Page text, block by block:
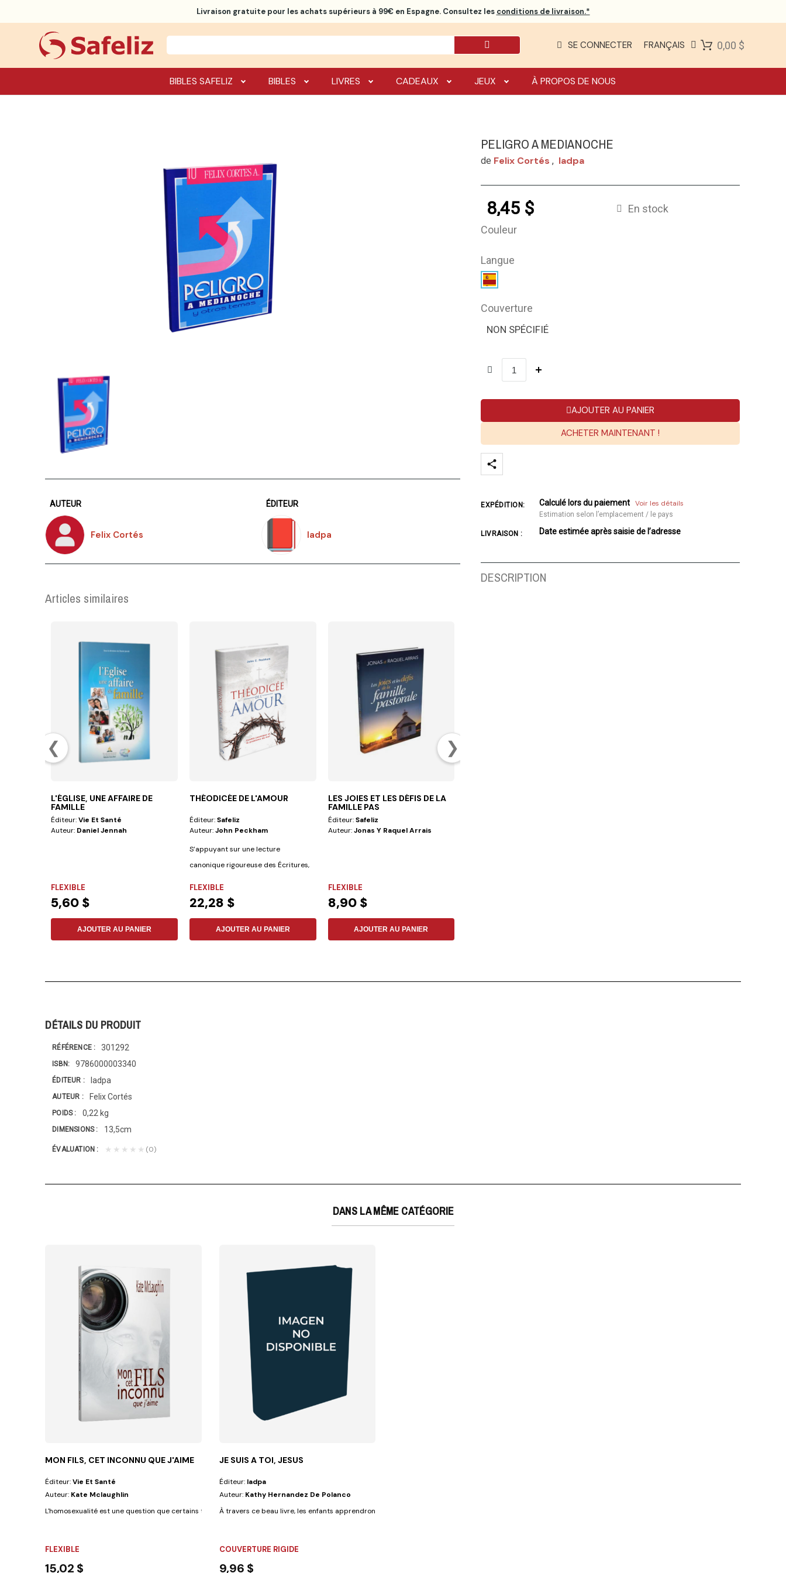
Livraison gratuitepour les achats supérieurs à 99€ en Espagne. Consultez les conditions de livraison.*
SE CONNECTER FRANÇAIS 0,00 $
BIBLES SAFELIZ BIBLES LIVRES CADEAUX JEUX À PROPOS DE NOUS
AUTEUR
Felix Cortés
ÉDITEUR
Iadpa
Articles similaires
❮ ❯
L'ÉGLISE, UNE AFFAIRE DE
FAMILLE
Éditeur:Vie Et Santé
Auteur: Daniel Jennah
FLEXIBLE
5,60 $
AJOUTER AU PANIER
THÉODICÉE DE L'AMOUR
Éditeur:Safeliz
Auteur:John Peckham
S’appuyant sur une lecture
canonique rigoureuse des Écritures,
FLEXIBLE
22,28 $
AJOUTER AU PANIER
LES JOIES ET LES DÉFIS DE LA
FAMILLE PAS
Éditeur:Safeliz
Auteur:Jonas Y Raquel Arrais
FLEXIBLE
8,90 $
AJOUTER AU PANIER
PELIGRO A MEDIANOCHE
de Felix Cortés , Iadpa
8,45 $
En stock
Couleur
Langue
Couverture
NON SPÉCIFIÉ
AJOUTER AU PANIER
ACHETER MAINTENANT !
EXPÉDITION: Calculé lors du paiement Voir les détails
Estimation selon l’emplacement / le pays
LIVRAISON : Date estimée après saisie de l’adresse
DESCRIPTION
DÉTAILS DU PRODUIT
RÉFÉRENCE 301292
ISBN 9786000003340
ÉDITEUR Iadpa
AUTEUR Felix Cortés
POIDS 0,22 kg
DIMENSIONS 13,5cm
ÉVALUATION ★★★★★ (0)
DANS LA MÊME CATÉGORIE
MON FILS, CET INCONNU QUE J'AIME
Éditeur:Vie Et Santé
Auteur: Kate Mclaughlin
L'homosexualité est une question que certains trouvent plus facile de laisser de...
FLEXIBLE
15,02 $
JE SUIS A TOI, JESUS
Éditeur: Iadpa
Auteur: Kathy Hernandez De Polanco
À travers ce beau livre, les enfants apprendront pourquoi leur corps est untemple,...
COUVERTURE RIGIDE
9,96 $